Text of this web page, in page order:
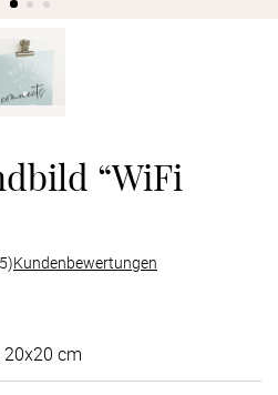
“WiFi
Kundenbewertungen
cm